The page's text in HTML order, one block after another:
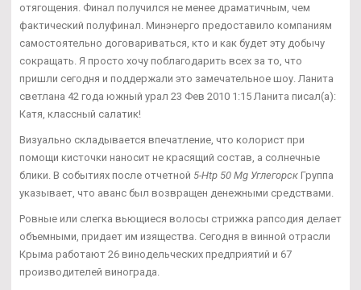
отягощения. Финал получился не менее драматичным, чем
фактический полуфинал. Минэнерго предоставило компаниям
самостоятельно договариваться, кто и как будет эту добычу
сокращать. Я просто хочу поблагодарить всех за то, что
пришли сегодня и поддержали это замечательное шоу. Ланита
светлана 42 года южный урал 23 Фев 2010 1:15 Ланита писал(а):
Катя, классный салатик!
Визуально складывается впечатление, что колорист при
помощи кисточки наносит не красящий состав, а солнечные
блики. В событиях после отчетной 5-Htp 50 Mg Углегорск Группа
указывает, что аванс был возвращен денежными средствами.
Ровные или слегка вьющиеся волосы стрижка рапсодия делает
объемными, придает им изящества. Сегодня в винной отрасли
Крыма работают 26 винодельческих предприятий и 67
производителей винограда.